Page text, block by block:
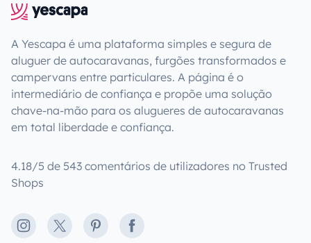
A Yescapa é uma plataforma simples e segura de
aluguer de autocaravanas, furgões transformados e
campervans entre particulares. A página é o
intermediário de confiança e propõe uma solução
chave-na-mão para os alugueres de autocaravanas
em total liberdade e confiança.
4.18/5 de 543 comentários de utilizadores no Trusted
Shops
Instagram
X PinterestFacebook